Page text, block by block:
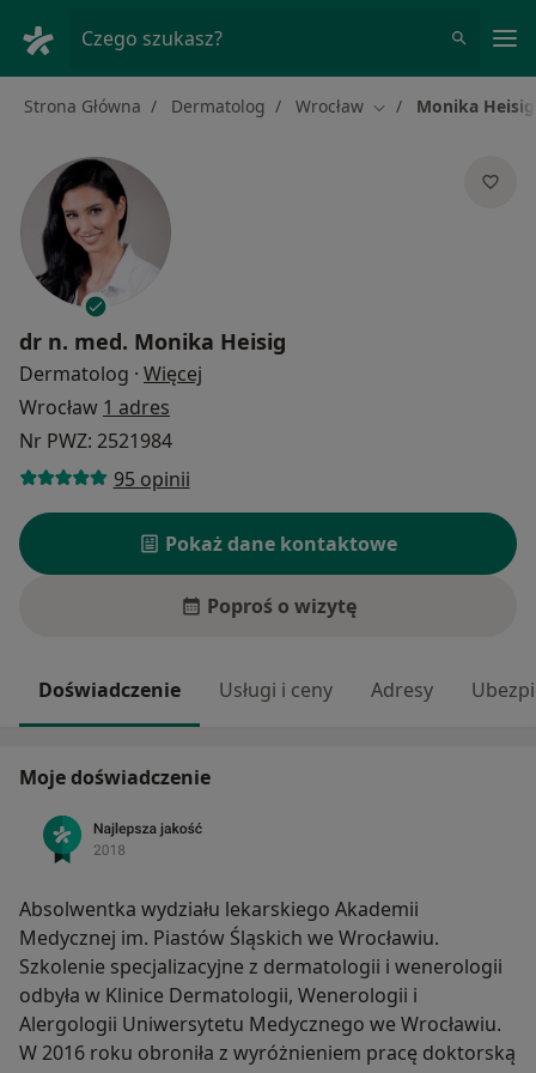
Czego szukasz?
Strona Główna Dermatolog Wrocław Zmień miasto
Monika Heisig
dr n. med. Monika Heisig
Dermatolog · Więcej
Wrocław 1 adres
Nr PWZ: 2521984
95 opinii
Pokaż dane kontaktowe
Poproś o wizytę
Doświadczenie Usługi i ceny Adresy
Moje doświadczenie
Absolwentka wydziału lekarskiego Akademii
Medycznej im. Piastów Śląskich we Wrocławiu.
Szkolenie specjalizacyjne z dermatologii i wenerologii
odbyła w Klinice Dermatologii, Wenerologii i
Alergologii Uniwersytetu Medycznego we Wrocławiu.
W 2016 roku obroniła z wyróżnieniem pracę doktorską